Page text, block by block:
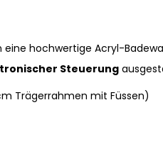
hochwertige Acryl-
Steuerung
Trägerrahmen mit Füssen)